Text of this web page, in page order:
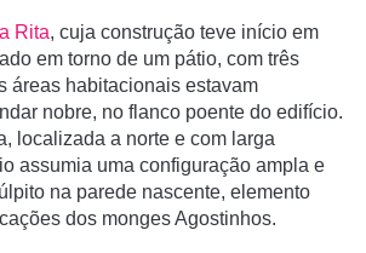
Rita, cuja construção teve início em
em torno de um pátio, com três
áreas habitacionais estavam
nobre, no flanco poente do edifício.
localizada a norte e com larga
assumia uma configuração ampla e
na parede nascente, elemento
dos monges Agostinhos.